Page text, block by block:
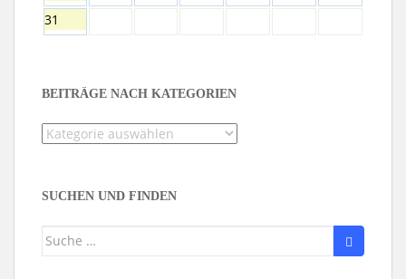
31
BEITRÄGE NACH KATEGORIEN
Beiträge
SUCHEN UND FINDEN
Suche